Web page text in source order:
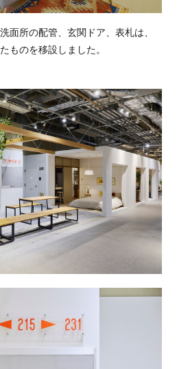
面所の配管、玄関ドア、表札は、
ものを移設しました。